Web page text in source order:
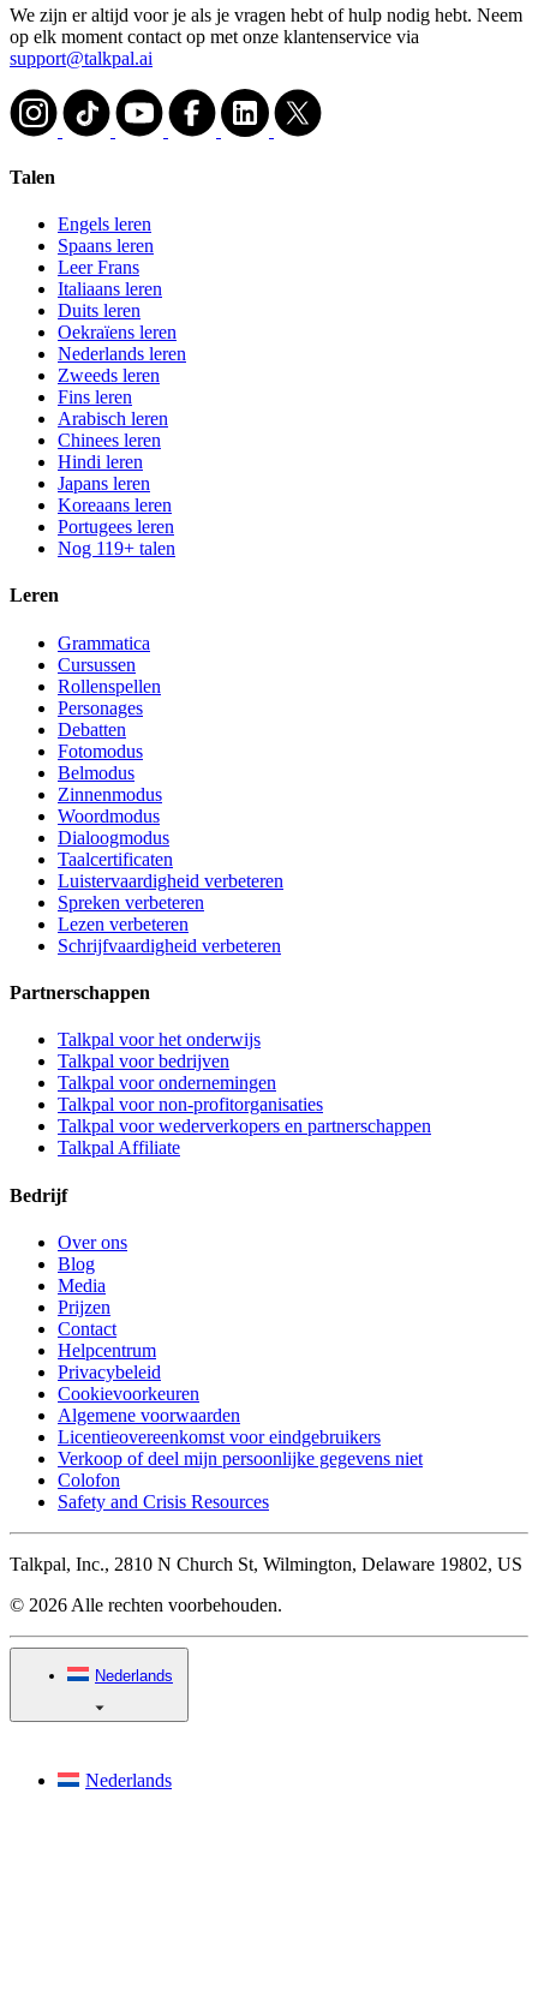
We zijn er altijd voor je als je vragen hebt of hulp nodig hebt. Neem
op elk moment contact op met onze klantenservice via
support@talkpal.ai
Talen
Engels leren
Spaans leren
Leer Frans
Italiaans leren
Duits leren
Oekraïens leren
Nederlands leren
Zweeds leren
Fins leren
Arabisch leren
Chinees leren
Hindi leren
Japans leren
Koreaans leren
Portugees leren
Nog 119+ talen
Leren
Grammatica
Cursussen
Rollenspellen
Personages
Debatten
Fotomodus
Belmodus
Zinnenmodus
Woordmodus
Dialoogmodus
Taalcertificaten
Luistervaardigheid verbeteren
Spreken verbeteren
Lezen verbeteren
Schrijfvaardigheid verbeteren
Partnerschappen
Talkpal voor het onderwijs
Talkpal voor bedrijven
Talkpal voor ondernemingen
Talkpal voor non-profitorganisaties
Talkpal voor wederverkopers en partnerschappen
Talkpal Affiliate
Bedrijf
Over ons
Blog
Media
Prijzen
Contact
Helpcentrum
Privacybeleid
Cookievoorkeuren
Algemene voorwaarden
Licentieovereenkomst voor eindgebruikers
Verkoop of deel mijn persoonlijke gegevens niet
Colofon
Safety and Crisis Resources
Talkpal, Inc., 2810 N Church St, Wilmington, Delaware 19802, US
© 2026 Alle rechten voorbehouden.
Nederlands
Nederlands